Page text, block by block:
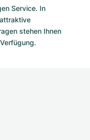
Service. In
stehen Ihnen